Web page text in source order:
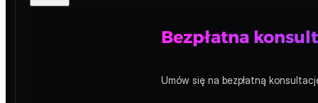
Bezpłatna
Umów się na bezpłatną
Miejsce reklamowe – Blog
Premium miejsce reklamowe w sidebarze bloga